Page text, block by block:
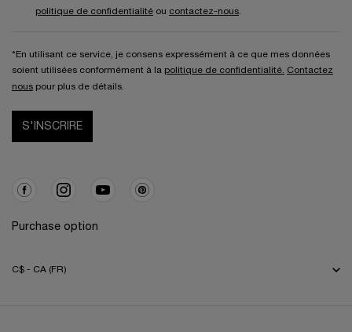
politique de confidentialité ou contactez-nous
*En utilisant ce service, je consens expressément à ce que mes données
soient utilisées conformément à la politique de confidentialité.
Contactez
nous pour plus de détails.
S'INSCRIRE
Purchase option
C$ - CA (FR)